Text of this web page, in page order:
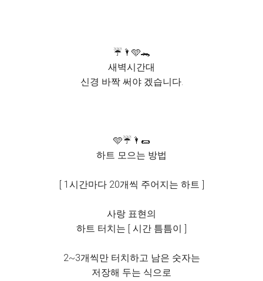
☔️🌂🩵🐊
새벽시간대
신경 바짝 써야 겠습니다.
🩵☔️🌂🌯
하트 모으는 방법
[ 1시간마다 20개씩 주어지는 하트 ]
사랑 표현의
하트 터치는 [ 시간 틈틈이 ]
2~3개씩만 터치하고 남은 숫자는
저장해 두는 식으로